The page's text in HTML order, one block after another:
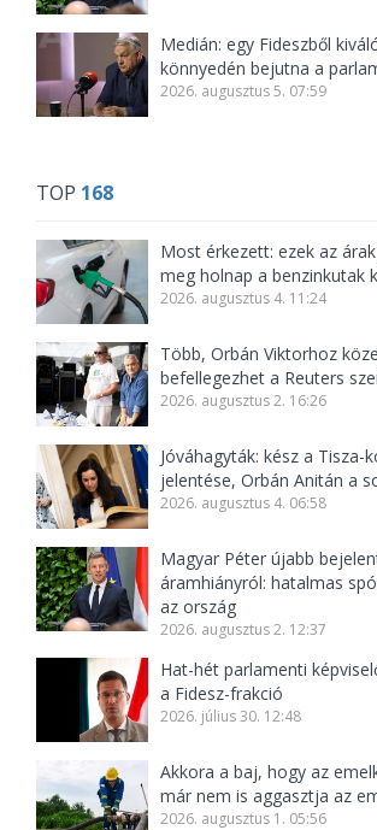
Medián: egy Fideszből
könnyedén bejutna a
2026. augusztus 5. 07:59
TOP 168
Most érkezett: ezek az
meg holnap a benzinkutak
2026. augusztus 4. 11:24
Több, Orbán Viktorhoz
befellegezhet a Reuters
2026. augusztus 2. 16:26
Jóváhagyták: kész a Tisza-
jelentése, Orbán Anitán a
2026. augusztus 4. 06:58
Magyar Péter újabb
áramhiányról: hatalmas
az ország
2026. augusztus 2. 12:37
Hat-hét parlamenti
a Fidesz-frakció
2026. július 30. 12:48
Akkora a baj, hogy az
már nem is aggasztja az
2026. augusztus 1. 05:56